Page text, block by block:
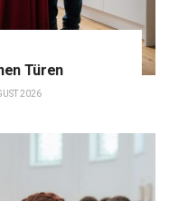
Türen
2026